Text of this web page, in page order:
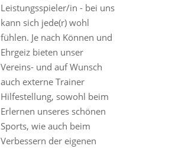
Leistungsspieler/in - bei uns
kann sich jede(r) wohl
fühlen. Je nach Können und
Ehrgeiz bieten unser
Vereins- und auf Wunsch
auch externe Trainer
Hilfestellung, sowohl beim
Erlernen unseres schönen
Sports, wie auch beim
Verbessern der eigenen